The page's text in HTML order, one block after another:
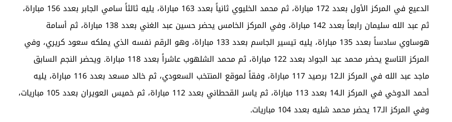
الدعيع في المركز الأول بعدد 172 مباراة، ثم محمد الخليوي ثانياً بعدد 163 مباراة، يليه ثالثاً سامي الجابر بعدد 156 مباراة،
ثم عبد الله سليمان رابعاً بعدد 142 مباراة، وفي المركز الخامس يحضر حسين عبد الغني بعدد 138 مباراة، ثم أسامة
هوساوي سادساً بعدد 135 مباراة، يليه تيسير الجاسم بعدد 133 مباراة، وهو الرقم نفسه الذي يملكه سعود كريري، وفي
المركز التاسع يحضر محمد عبد الجواد بعدد 122 مباراة، ثم محمد الشلهوب عاشراً بعدد 118 مباراة. ويحضر النجم السابق
ماجد عبد الله في المركز الـ12 برصيد 117 مباراة، وفقاً لموقع المنتخب السعودي، ثم خالد مسعد بعدد 116 مباراة، يليه
أحمد الدوخي في المركز الـ14 بعدد 113 مباراة، ثم ياسر القحطاني بعدد 112 مباراة، ثم خميس العويران بعدد 105 مباريات،
وفي المركز الـ17 يحضر محمد شليه بعدد 104 مباريات.